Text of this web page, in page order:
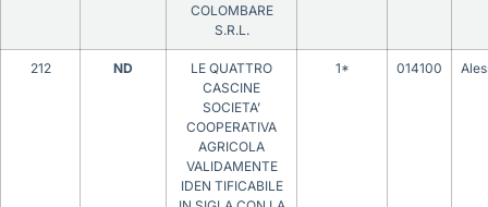
COLOMBARE
S.R.L.
212 ND
LE QUATTRO
CASCINE
SOCIETA’
COOPERATIVA
AGRICOLA
VALIDAMENTE
IDEN TIFICABILE
1* 014100